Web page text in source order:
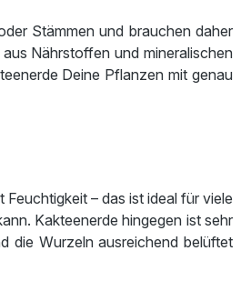
Stämmen und brauchen daher
Nährstoffen und mineralischen
Deine Pflanzen mit genau
– das ist ideal für viele
Kakteenerde hingegen ist sehr
die Wurzeln ausreichend belüftet